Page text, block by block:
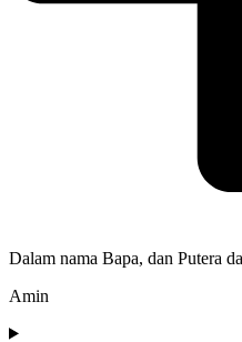
Dalam nama Bapa, dan Putera
Amin